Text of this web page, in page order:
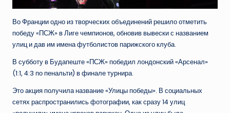
Во Франции одно из творческих объединений решило отметить
победу «ПСЖ» в Лиге чемпионов, обновив вывески с названием
улиц и дав им имена футболистов парижского клуба.
В субботу в Будапеште «ПСЖ» победил лондонский «Арсенал»
(1:1, 4:3 по пенальти) в финале турнира.
Это акция получила название «Улицы победы». В социальных
сетях распространились фотографии, как сразу 14 улиц